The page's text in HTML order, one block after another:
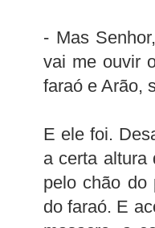
- Mas
vai me ouvir
faraó e Arão,
E ele foi.
a certa altura
pelo chão do
do faraó. E